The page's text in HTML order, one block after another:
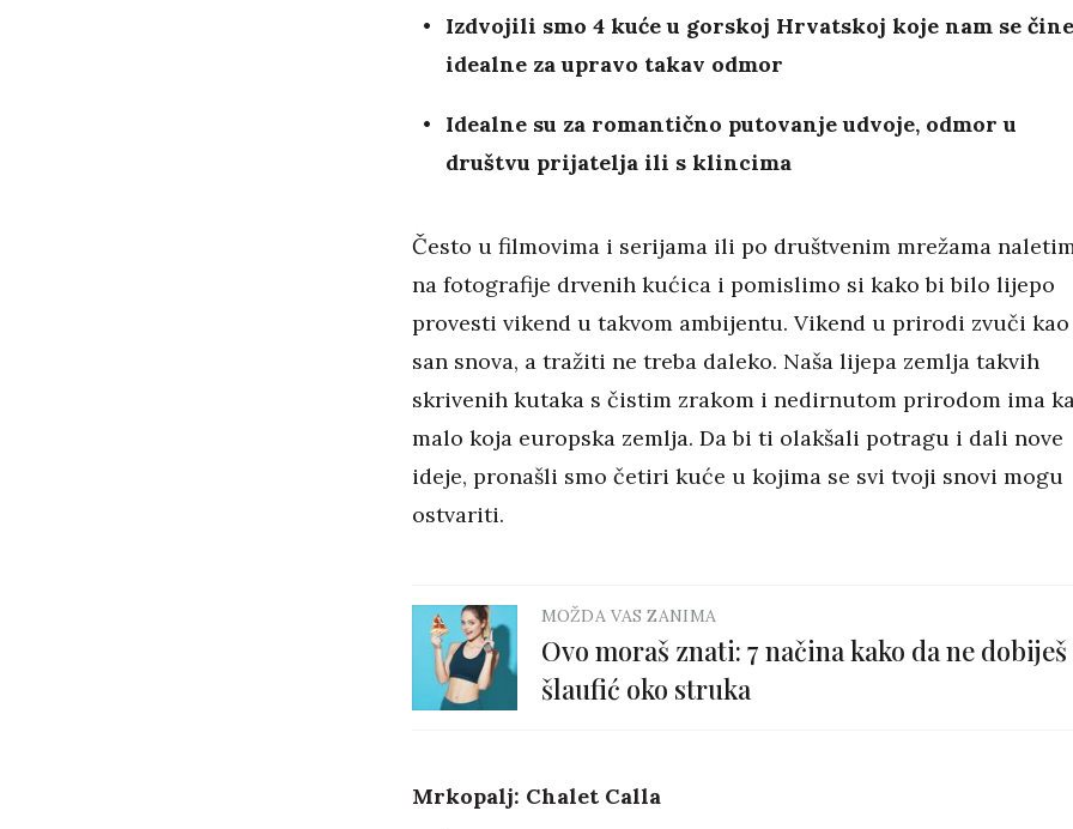
Izdvojili smo 4 kuće u gorskoj Hrvatskoj koje nam se čine
idealne za upravo takav odmor
Idealne su za romantično putovanje udvoje, odmor u
društvu prijatelja ili s klincima
Često u filmovima i serijama ili po društvenim mrežama
na fotografije drvenih kućica i pomislimo si kako bi bilo lijepo
provesti vikend u takvom ambijentu. Vikend u prirodi zvuči kao
san snova, a tražiti ne treba daleko. Naša lijepa zemlja takvih
skrivenih kutaka s čistim zrakom i nedirnutom prirodom ima
malo koja europska zemlja. Da bi ti olakšali potragu i dali nove
ideje, pronašli smo četiri kuće u kojima se svi tvoji snovi mogu
ostvariti.
MOŽDA VAS ZANIMA
Ovo moraš znati: 7 načina kako da ne dobiješ
šlaufić oko struka
Mrkopalj: Chalet Calla